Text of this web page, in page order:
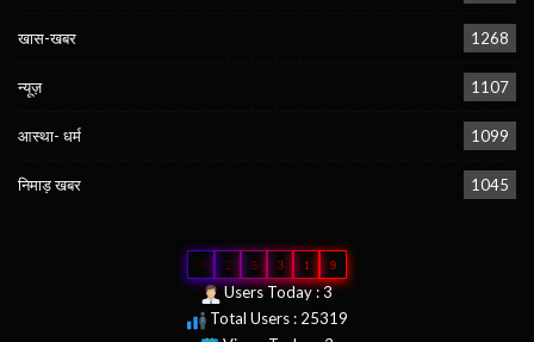
खास-खबर 1268
न्यूज़ 1107
आस्था- धर्म 1099
निमाड़ खबर 1045
0 2 5 3 1 9
Users Today : 3
Total Users : 25319